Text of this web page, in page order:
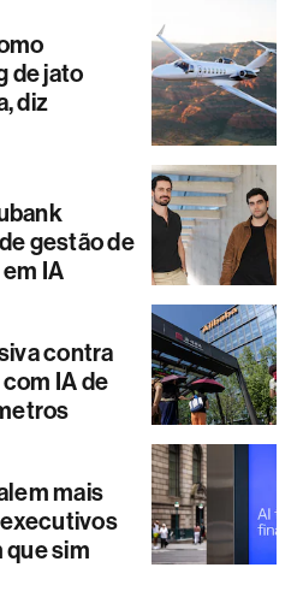
de jato
diz
gestão de
IA
contra
IA de
mais
sim